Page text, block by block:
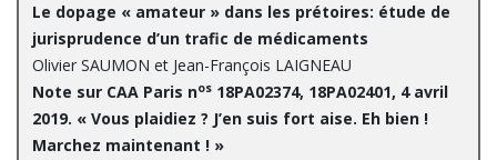
Le dopage « amateur » dans les prétoires: étude de
jurisprudence d’un trafic de médicaments
Olivier SAUMON et Jean-François LAIGNEAU
Note sur CAA Paris nos 18PA02374, 18PA02401, 4 avril
2019. « Vous plaidiez ? J’en suis fort aise. Eh bien !
Marchez maintenant ! »